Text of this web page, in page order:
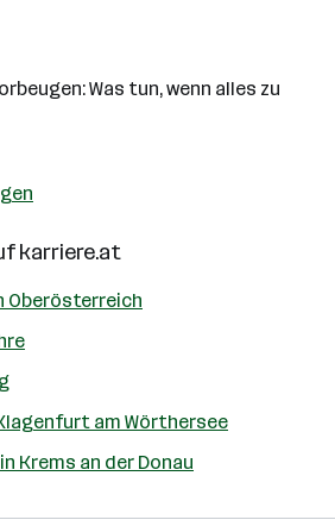
Was tun, wenn alles zu
karriere.at
Oberösterreich
am Wörthersee
Krems an der Donau